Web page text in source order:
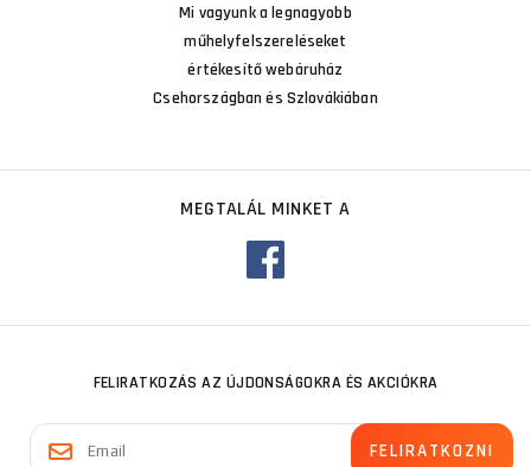
Mi vagyunk a legnagyobb
műhelyfelszereléseket
értékesítő webáruház
Csehországban és Szlovákiában
MEGTALÁL MINKET A
FELIRATKOZÁS AZ ÚJDONSÁGOKRA ÉS AKCIÓKRA